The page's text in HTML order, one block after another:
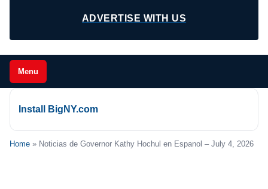
ADVERTISE WITH US
Menu
Install BigNY.com
Home » Noticias de Governor Kathy Hochul en Espanol – July 4, 2026